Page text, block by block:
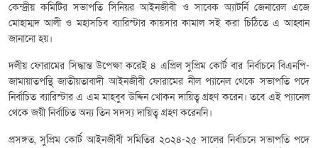
কেন্দ্রীয় কমিটির সভাপতি সিনিয়র আইনজীবী ও সাবেক অ্যাটর্নি জেনারেল এজে
মোহাম্মদ আলী ও মহাসচিব ব্যারিস্টার কায়সার কামাল সই করা চিঠিতে এ আহ্বান
জানানো হয়।
দলীয় ফোরামের সিদ্ধান্ত উপেক্ষা করেই ৪ এপ্রিল সুপ্রিম কোর্ট বার নির্বাচনে বিএনপি-
জামায়াতপন্থি জাতীয়তাবাদী আইনজীবী ফোরামের নীল প্যানেল থেকে সভাপতি পদে
নির্বাচিত ব্যারিস্টার এ এম মাহবুব উদ্দিন খোকন দায়িত্ব গ্রহণ করেন। তবে এই প্যানেল
থেকে জয়ী নির্বাচিত অন্য তিন সদস্য দায়িত্ব গ্রহণ করেননি।
প্রসঙ্গত, সুপ্রিম কোর্ট আইনজীবী সমিতির ২০২৪-২৫ সালের নির্বাচনে সভাপতি পদে